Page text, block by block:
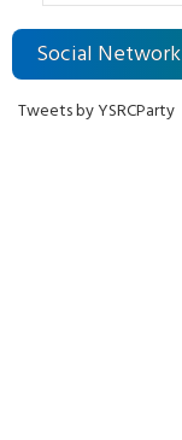
Social Network
Tweets by YSRCParty